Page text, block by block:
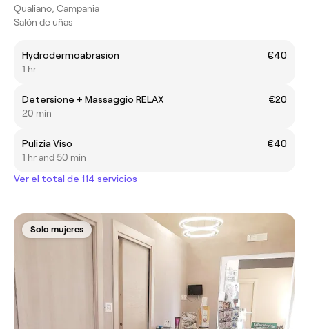
Qualiano, Campania
Salón de uñas
Hydrodermoabrasion
€40
1 hr
Detersione + Massaggio RELAX
€20
20 min
Pulizia Viso
€40
1 hr and 50 min
Ver el total de 114 servicios
Solo mujeres